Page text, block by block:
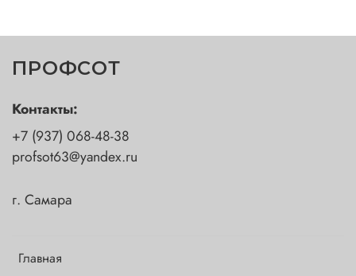
ПРОФСОТ
Главная
Контакты:
+7 (937) 068-48-38
profsot63@yandex.ru
г. Самара